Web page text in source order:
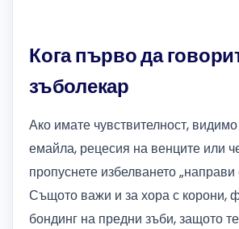
Кога първо да
зъболекар
Ако имате чувствителност,
емайла, рецесия на венците или
пропуснете избелването „направи
Същото важи и за хора с корони,
бондинг на предни зъби, защото